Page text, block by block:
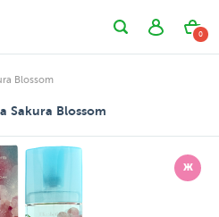
0
Blossom
Sakura Blossom
Ж